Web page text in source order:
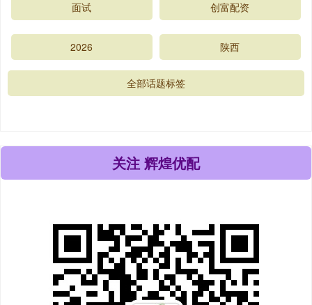
面试 创富配资
2026 陕西
全部话题标签
关注 辉煌优配